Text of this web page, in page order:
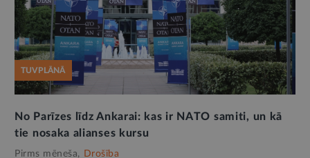
TUVPLĀNĀ
No Parīzes līdz Ankarai: kas ir NATO samiti, un kā
tie nosaka alianses kursu
Pirms mēneša, Drošība